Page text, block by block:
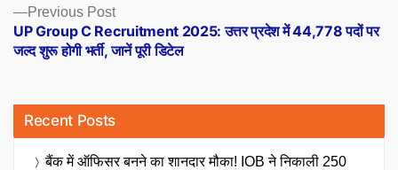
Previous PostPrevious
post:
UP Group C Recruitment 2025: उत्तर प्रदेश में 44,778 पदों पर
जल्द शुरू होगी भर्ती, जानें पूरी डिटेल
Recent Posts
बैंक में ऑफिसर बनने का शानदार मौका! IOB ने निकाली 250